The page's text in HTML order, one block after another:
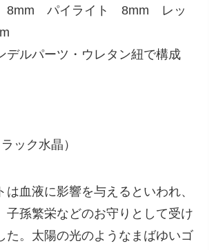
8mm パイライト 8mm レッ
ルパーツ・ウレタン紐で構成
ック水晶）
は血液に影響を与えるといわれ、
子孫繁栄などのお守りとして受け
た。太陽の光のようなまばゆいゴ